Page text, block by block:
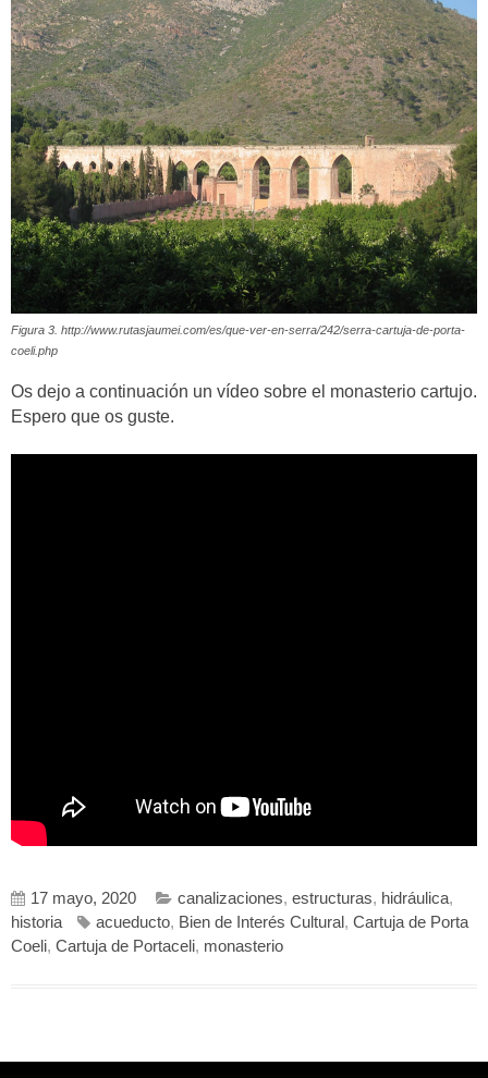
Figura 3. http://www.rutasjaumei.com/es/que-ver-en-serra/242/serra-cartuja-de-porta-
coeli.php
Os dejo a continuación un vídeo sobre el monasterio cartujo.
Espero que os guste.
17 mayo, 2020 canalizaciones, estructuras, hidráulica,
historia
acueducto, Bien de Interés Cultural , Cartuja de Porta
Coeli, Cartuja de Portaceli, monasterio